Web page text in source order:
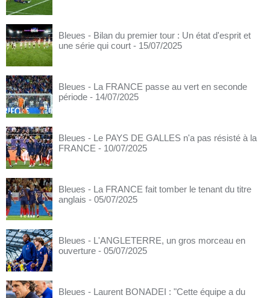
Bleues - Bilan du premier tour : Un état d'esprit et
une série qui court - 15/07/2025
Bleues - La FRANCE passe au vert en seconde
période - 14/07/2025
Bleues - Le PAYS DE GALLES n'a pas résisté à la
FRANCE - 10/07/2025
Bleues - La FRANCE fait tomber le tenant du titre
anglais - 05/07/2025
Bleues - L'ANGLETERRE, un gros morceau en
ouverture - 05/07/2025
Bleues - Laurent BONADEI : "Cette équipe a du